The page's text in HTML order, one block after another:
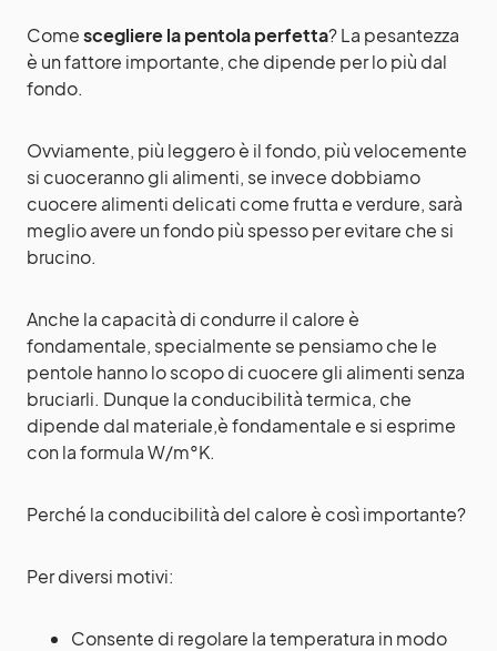
Comescegliere la pentola perfetta? La pesantezza
è un fattore importante, che dipende per lo più dal
fondo.
Ovviamente, più leggero è il fondo, più velocemente
si cuoceranno gli alimenti, se invece dobbiamo
cuocere alimenti delicati come frutta e verdure, sarà
meglio avere un fondo più spesso per evitare che si
brucino.
Anche la capacità di condurre il calore è
fondamentale, specialmente se pensiamo che le
pentole hanno lo scopo di cuocere gli alimenti senza
bruciarli. Dunque la conducibilità termica, che
dipende dal materiale,è fondamentale e si esprime
con la formula W/m°K.
Perché la conducibilità del calore è così importante?
Per diversi motivi:
Consente di regolare la temperatura in modo